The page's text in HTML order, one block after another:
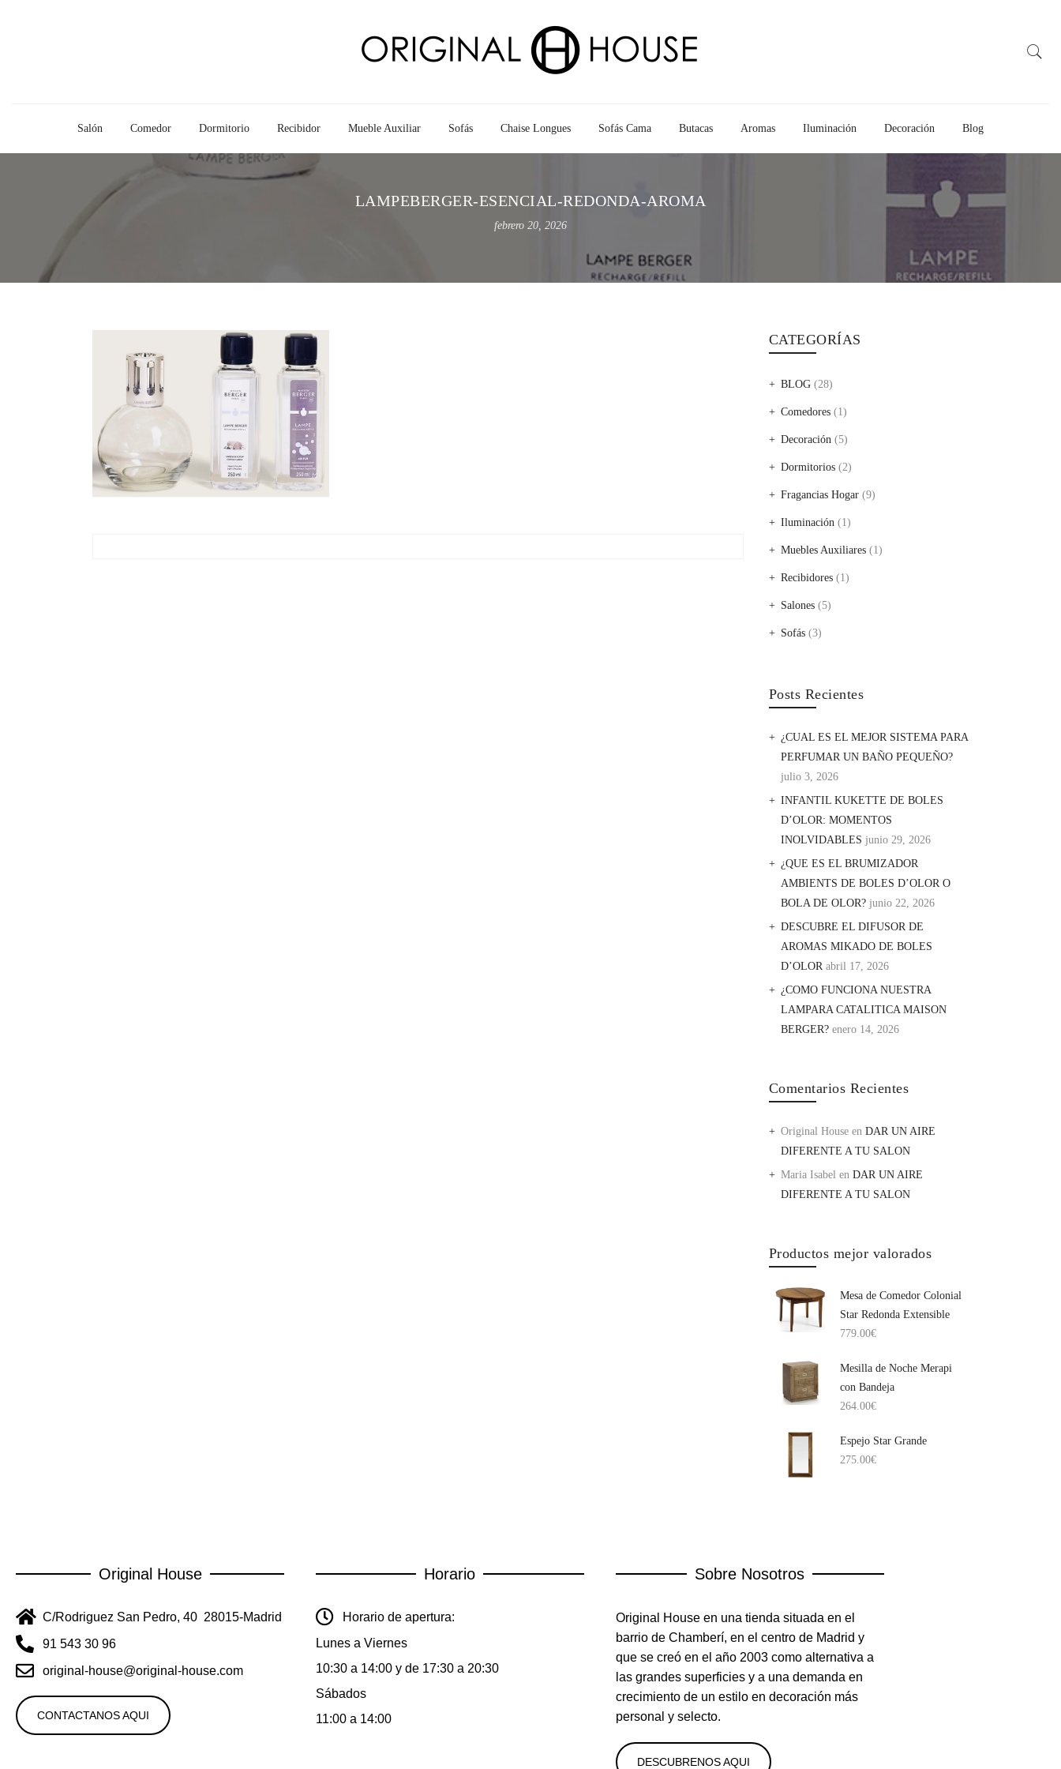
Salón Comedor Dormitorio Recibidor Mueble Auxiliar Sofás Chaise Longues Sofás Cama Butacas Aromas Iluminación Decoración Blog
LAMPEBERGER-ESENCIAL-REDONDA-AROMA
febrero 20, 2026
CATEGORÍAS
BLOG(28)
Comedores(1)
Decoración(5)
Dormitorios(2)
Fragancias Hogar(9)
Iluminación(1)
Muebles Auxiliares(1)
Recibidores(1)
Salones(5)
Sofás(3)
Posts Recientes
¿CUAL ES EL MEJOR SISTEMA PARA
PERFUMAR UN BAÑO PEQUEÑO?
julio 3, 2026
INFANTIL KUKETTE DE BOLES
D’OLOR: MOMENTOS
INOLVIDABLES junio 29, 2026
¿QUE ES EL BRUMIZADOR
AMBIENTS DE BOLES D’OLOR O
BOLA DE OLOR? junio 22, 2026
DESCUBRE EL DIFUSOR DE
AROMAS MIKADO DE BOLES
D’OLOR abril 17, 2026
¿COMO FUNCIONA NUESTRA
LAMPARA CATALITICA MAISON
BERGER? enero 14, 2026
Comentarios Recientes
Original Houseen DAR UN AIRE
DIFERENTE A TU SALON
Maria Isabelen DAR UN AIRE
DIFERENTE A TU SALON
Productos mejor valorados
Mesa de Comedor Colonial
Star Redonda Extensible
779.00€
Mesilla de Noche Merapi
con Bandeja
264.00€
Espejo Star Grande
275.00€
Original House
C/Rodriguez San Pedro, 40 28015-Madrid
91 543 30 96
original-house@original-house.com
CONTACTANOS AQUI
Horario
Horario de apertura:
Lunes a Viernes
10:30 a 14:00 y de 17:30 a 20:30
Sábados
11:00 a 14:00
Sobre Nosotros
Original House en una tienda situada en el
barrio de Chamberí, en el centro de Madrid y
que se creó en el año 2003 como alternativa a
las grandes superficies y a una demanda en
crecimiento de un estilo en decoración más
personal y selecto.
DESCUBRENOS AQUI